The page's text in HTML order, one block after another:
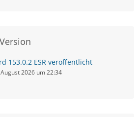
153.0.2 ESR veröffentlicht
2026 um 22:34